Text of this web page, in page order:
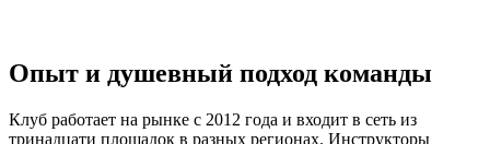
Опыт и душевный подход команды
Клуб работает на рынке с 2012 года и входит в сеть из
тринадцати площадок в разных регионах. Инструкторы